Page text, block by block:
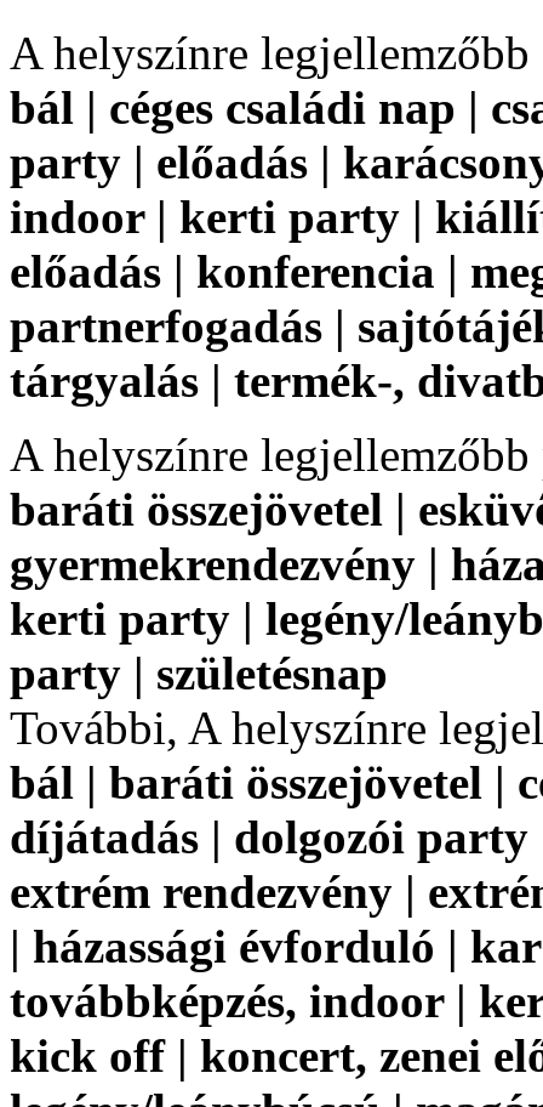
A helyszínre
bál | céges családi nap |
party | előadás |
indoor | kerti party |
előadás | konferencia |
partnerfogadás |
tárgyalás | termék-,
A helyszínre
baráti összejövetel |
gyermekrendezvény |
kerti party | legény/
party | születésnap
További, A helyszínre
bál | baráti összejövetel |
díjátadás | dolgozói party
extrém rendezvény |
| házassági évforduló |
továbbképzés, indoor |
kick off | koncert, zenei